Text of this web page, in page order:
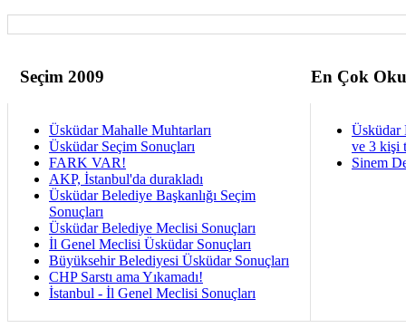
Seçim 2009 En Çok
Üsküdar Mahalle Muhtarları
Üsküdar Seçim Sonuçları
FARK VAR!
AKP, İstanbul'da durakladı
Üsküdar Belediye Başkanlığı Seçim
Sonuçları
Üsküdar Belediye Meclisi Sonuçları
İl Genel Meclisi Üsküdar Sonuçları
Büyüksehir Belediyesi Üsküdar Sonuçları
CHP Sarstı ama Yıkamadı!
İstanbul - İl Genel Meclisi Sonuçları
Üsküdar
ve 3 kişi
Sinem